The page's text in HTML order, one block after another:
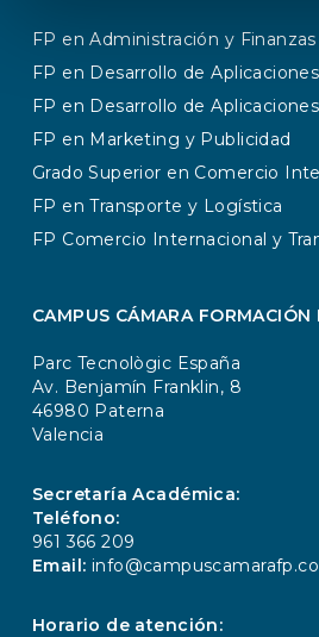
caso de ser necesario a
Públicas.
La Sociedad de Gestión
S.L. procederá a tratar los
lícita, leal, transparente,
pertinente.
De acuerdo con los
derechos de acceso,
portabilidad y oposición al
los datos de carácter
consentimiento prestado
tratamiento de los mismos.
momento su
anteriormente prestado. En
dirigiendo su petición
comunicación escrita a:
FP en Administración y Finanzas
FP en Desarrollo de
FP en Desarrollo de
FP en Marketing y Publicidad
Grado Superior en Comercio
FP en Transporte y Logística
FP Comercio Internacional y
CAMPUS CÁMARA FORMACIÓN
Parc Tecnològic España
Av. Benjamín Franklin, 8
46980 Paterna
Valencia
Secretaría Académica:
Teléfono:
961 366 209
Email:
Horario de atención: